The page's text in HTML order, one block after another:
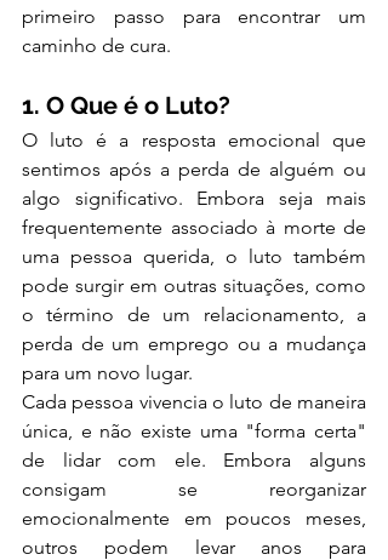
primeiro passo para encontrar um
caminho de cura.
1. O Que é o Luto?
O luto é a resposta emocional que
sentimos após a perda de alguém ou
algo significativo. Embora seja mais
frequentemente associado à morte de
uma pessoa querida, o luto também
pode surgir em outras situações, como
o término de um relacionamento, a
perda de um emprego ou a mudança
para um novo lugar.
Cada pessoa vivencia o luto de maneira
única, e não existe uma "forma certa"
de lidar com ele. Embora alguns
consigam se reorganizar
emocionalmente em poucos meses,
outros podem levar anos para